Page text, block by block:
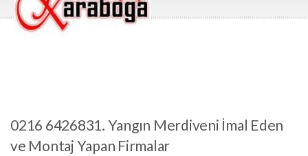
0216 6426831. Yangın Merdiveni İmal Eden
ve Montaj Yapan Firmalar